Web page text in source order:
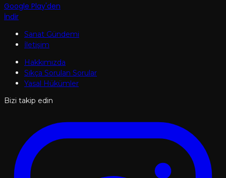
Google Play'den
İndir
Sanat Gündemi
İletişim
Hakkımızda
Sıkça Sorulan Sorular
Yasal Hükümler
Bizi takip edin